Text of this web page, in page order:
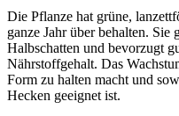
Die Pflanze hat grüne,
ganze Jahr über behalten. Sie
Halbschatten und bevorzugt
Nährstoffgehalt. Das
Form zu halten macht und
Hecken geeignet ist.